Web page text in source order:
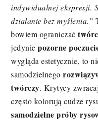
indywidualnej ekspresji.
działanie bez myślenia.”
bowiem ograniczać
jedyniepozorne
wygląda estetycznie, to
samodzielnego
twórczy. Krytycy
często kolorują cudze
samodzielne próby